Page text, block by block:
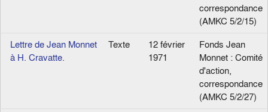
correspondance
(AMKC 5/2/15)
Lettre de Jean Monnet
à H. Cravatte.
Texte
12 février
1971
Fonds Jean
Monnet : Comité
d'action,
correspondance
(AMKC 5/2/27)